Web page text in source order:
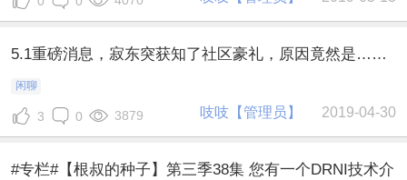
5.1重磅消息，寂东突获知了社区豪礼，原因竟然是……
闲聊
3 0 3879 吱吱【管理员】 2019-04-30
#专栏#【根叔的种子】第三季38集 您有一个DRNI技术介